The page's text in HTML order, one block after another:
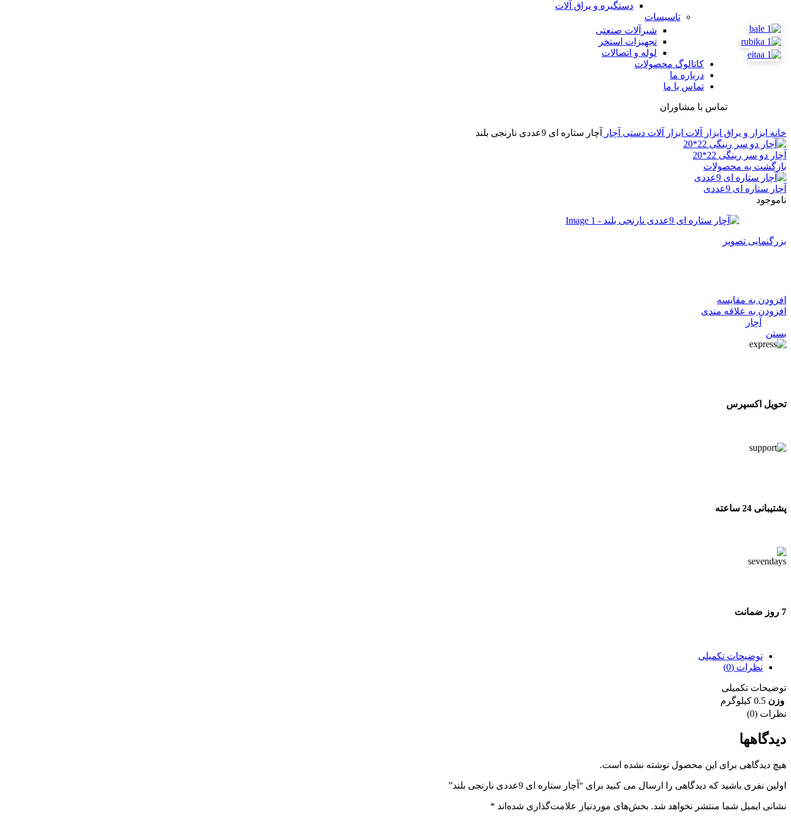
دستگیره و یراق آلات
تاسیسات
شیرآلات صنعتی
تجهیزات استخر
لوله و اتصالات
کاتالوگ محصولات
درباره ما
تماس با ما
تماس با مشاوران
خانه ابزار و یراق ابزار آلات ابزار آلات دستی آچار آچار ستاره ای 9عددی نارنجی بلند
آچار دو سر رینگی 22*20
بازگشت به محصولات
آچار ستاره ای 9عددی
ناموجود
بزرگنمایی تصویر
افزودن به مقایسه
افزودن به علاقه مندی
آچار
بستن
تحویل اکسپرس
پشتیبانی 24 ساعته
7 روز ضمانت
توضیحات تکمیلی
نظرات (0)
توضیحات تکمیلی
وزن 0.5 کیلوگرم
نظرات (0)
دیدگاهها
هیچ دیدگاهی برای این محصول نوشته نشده است.
اولین نفری باشید که دیدگاهی را ارسال می کنید برای “آچار ستاره ای 9عددی نارنجی بلند”
نشانی ایمیل شما منتشر نخواهد شد. بخش‌های موردنیاز علامت‌گذاری شده‌اند *